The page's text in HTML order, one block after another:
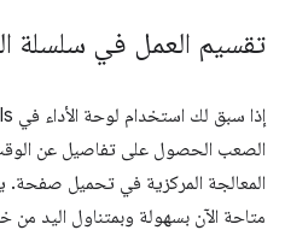
تقسيم العمل في سلسلة
الصعب الحصول على تفاصيل عن
المعالجة المركزية في تحميل صفحة.
متاحة الآن بسهولة وبمتناول اليد من